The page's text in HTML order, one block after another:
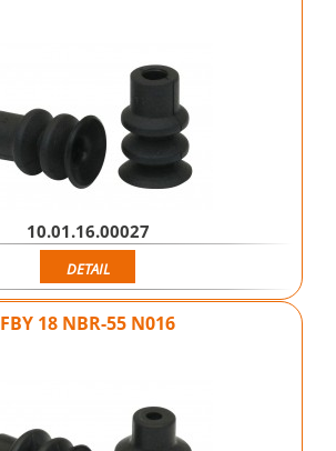
10.01.16.00027
DETAIL
FBY 18 NBR-55 N016